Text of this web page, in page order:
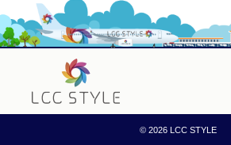
© 2026 LCC STYLE